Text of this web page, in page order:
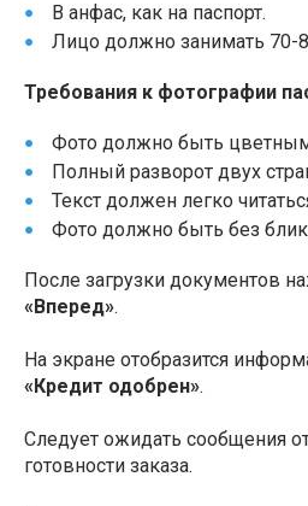
В анфас, как на паспорт.
Лицо должно занимать 70-
Требования к фотографии
Фото должно быть
Полный разворот двух
Текст должен легко
Фото должно быть без
После загрузки документов
«Вперед».
На экране отобразится
«Кредит одобрен».
Следует ожидать сообщения
готовности заказа.